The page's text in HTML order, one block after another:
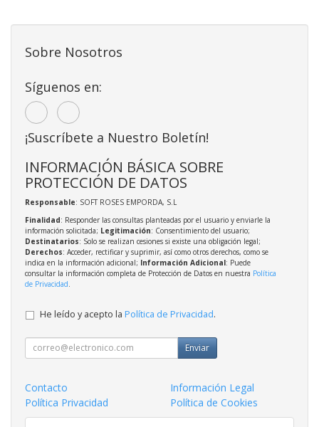
Sobre Nosotros
Síguenos en:
¡Suscríbete a Nuestro Boletín!
INFORMACIÓN BÁSICA SOBRE
PROTECCIÓN DE DATOS
Responsable: SOFT ROSES EMPORDA, S.L
Finalidad: Responder las consultas planteadas por el usuario y enviarle la
información solicitada; Legitimación: Consentimiento del usuario;
Destinatarios: Solo se realizan cesiones si existe una obligación legal;
Derechos: Acceder, rectificar y suprimir, así como otros derechos, como se
indica en la información adicional; Información Adicional: Puede
consultar la información completa de Protección de Datos en nuestra Política
de Privacidad
He leído y acepto la Política de Privacidad.
Enviar
Contacto
Información Legal
Política Privacidad
Política de Cookies